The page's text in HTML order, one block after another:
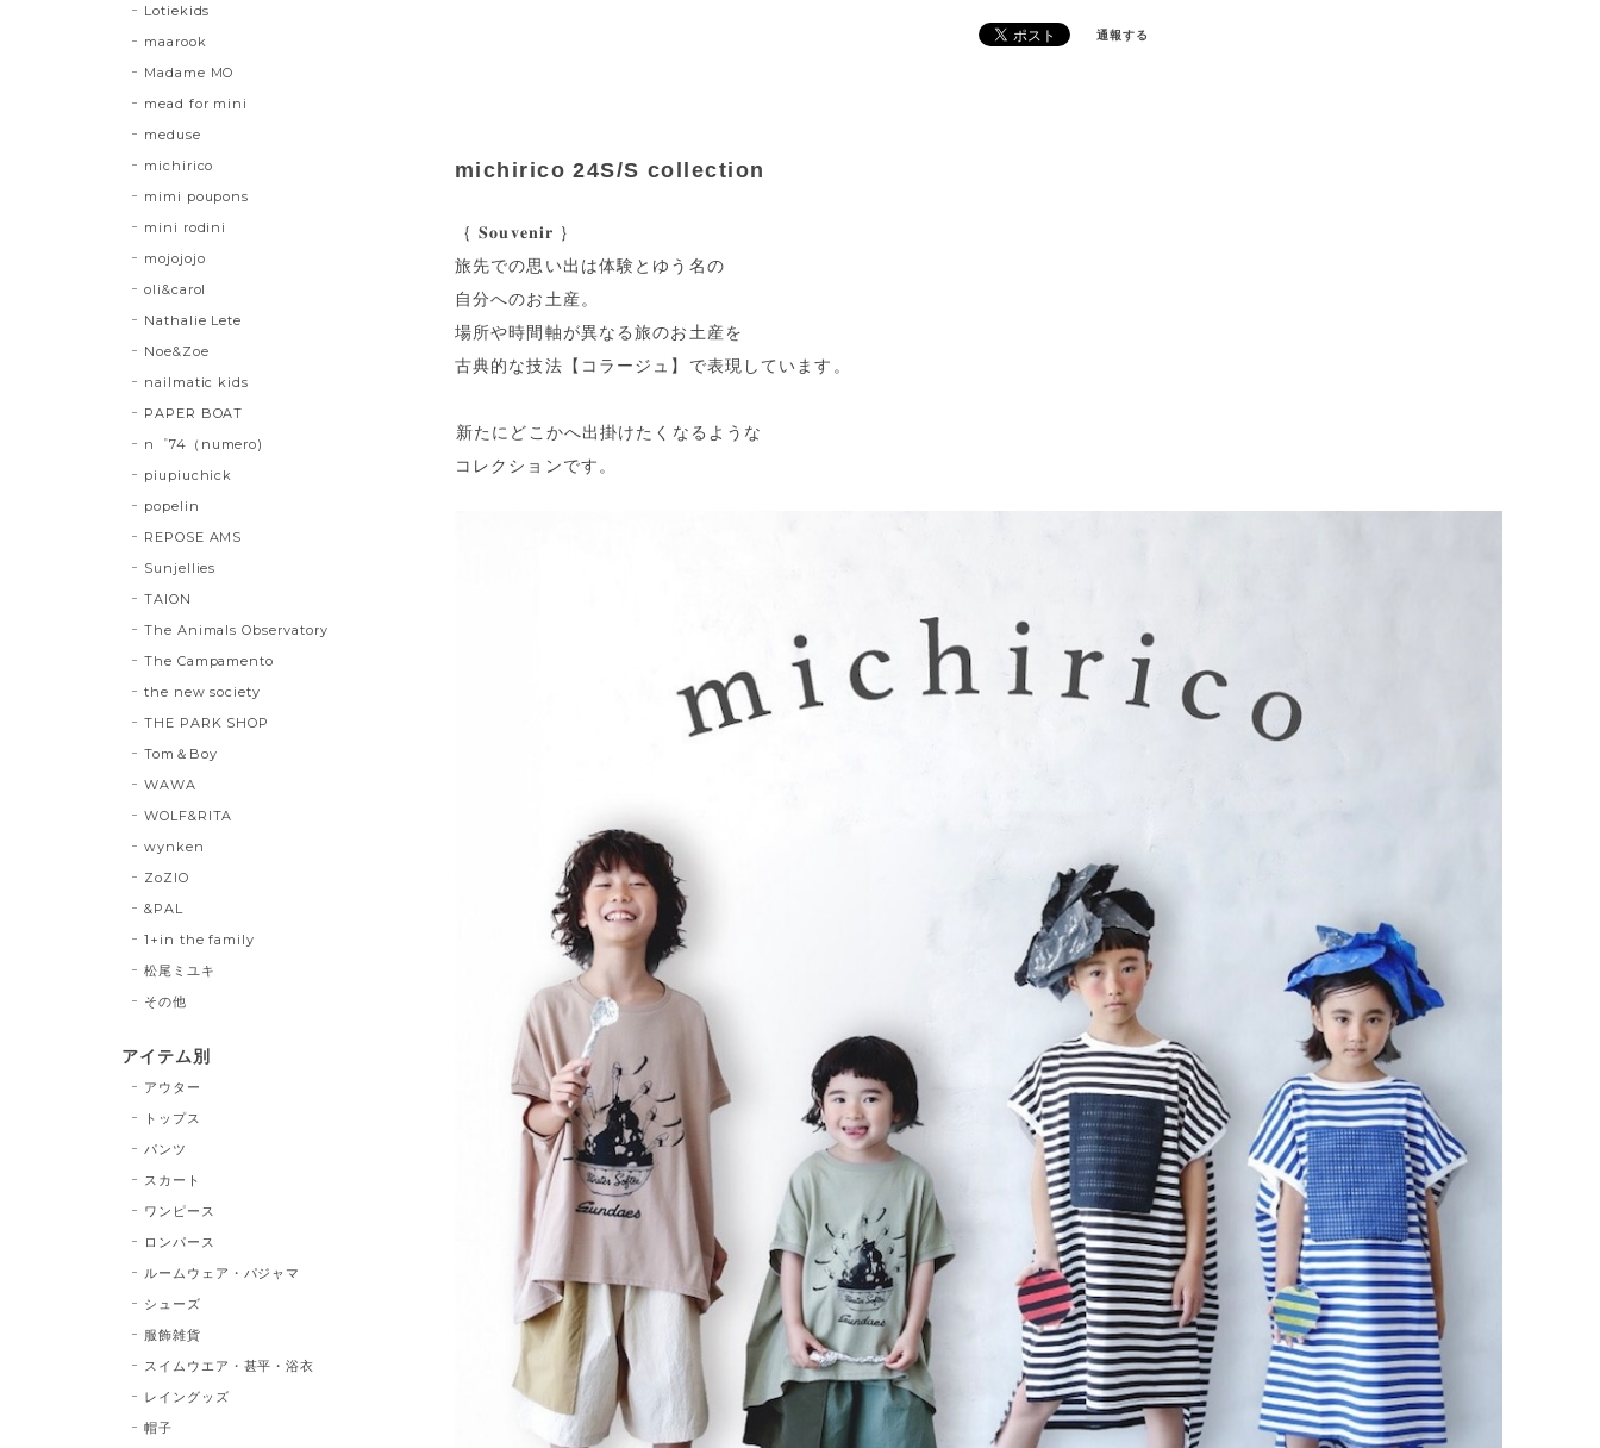
通報する
michirico 24S/S collection
｛ 𝐒𝐨𝐮𝐯𝐞𝐧𝐢𝐫 ｝
旅先での思い出は体験とゆう名の
自分へのお土産。
場所や時間軸が異なる旅のお土産を
古典的な技法【コラージュ】で表現しています。
⁡新たにどこかへ出掛けたくなるような
コレクションです。
Lotiekids
maarook
Madame MO
mead for mini
meduse
michirico
mimi poupons
mini rodini
mojojojo
oli&carol
Nathalie Lete
Noe&Zoe
nailmatic kids
PAPER BOAT
n゜74（numero)
piupiuchick
popelin
REPOSE AMS
Sunjellies
TAION
The Animals Observatory
The Campamento
the new society
THE PARK SHOP
Tom＆Boy
WAWA
WOLF&RITA
wynken
ZoZIO
&PAL
1+in the family
松尾ミユキ
その他
アイテム別
アウター
トップス
パンツ
スカート
ワンピース
ロンパース
ルームウェア・パジャマ
シューズ
服飾雑貨
スイムウエア・甚平・浴衣
レイングッズ
帽子